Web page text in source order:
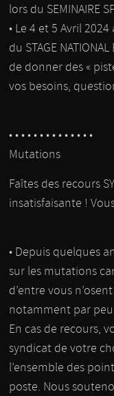
lors du SEMINAIRE
• Le 4 et 5 Avril
du STAGE
de donner des «
vos besoins,
• • • • • • • • • • • • • •
Mutations
Faîtes des recours
insatisfaisante !
• Depuis quelques
sur les mutations
d’entre vous
notamment par
En cas de recours,
syndicat de votre
l’ensemble des
poste. Nous